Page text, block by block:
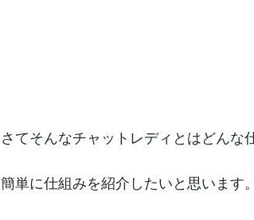
さてそんなチャットレディとはどんな
簡単に仕組みを紹介したいと思います。